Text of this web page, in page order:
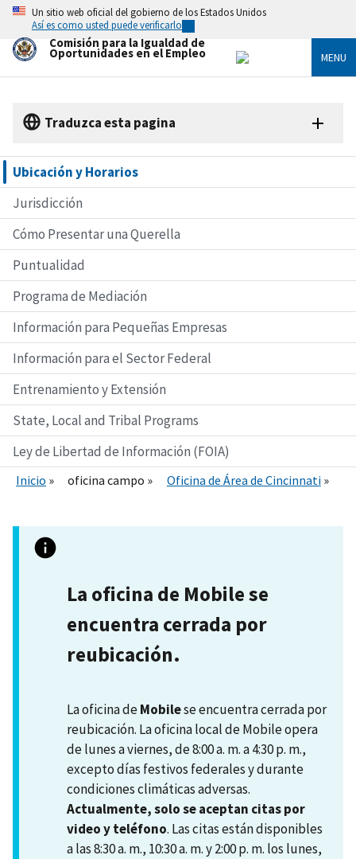
Skip
main
content
Un sitio web oficial del gobierno de los Estados Unidos
Así es como usted puede verificarlo
Comisión para la Igualdad de
Oportunidades en el Empleo MENU
Traduzca esta pagina
Ubicación y Horarios
Jurisdicción
Cómo Presentar una Querella
Puntualidad
Programa de Mediación
Información para Pequeñas Empresas
Información para el Sector Federal
Entrenamiento y Extensión
State, Local and Tribal Programs
Ley de Libertad de Información (FOIA)
Inicio oficina campo Oficina de Área de Cincinnati
La oficina de Mobile se
encuentra cerrada por
reubicación.
La oficina deMobilese encuentra cerrada por
reubicación. La oficina local de Mobile opera
de lunes a viernes, de 8:00 a. m. a 4:30 p. m.,
excepto días festivos federales y durante
condiciones climáticas adversas.
Actualmente, solo se aceptan citas por
video y teléfono. Las citas están disponibles
a las 8:30 a. m., 10:30 a. m. y 2:00 p. m. los lunes,